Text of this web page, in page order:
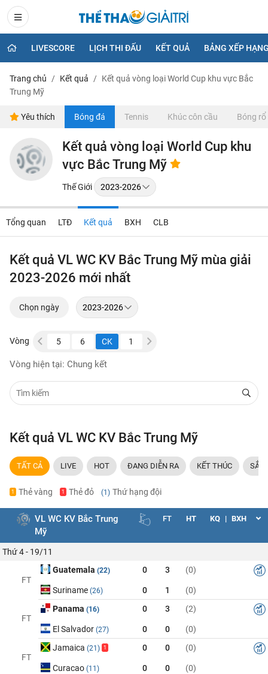
LIVESCORE LỊCH THI ĐẤU KẾT QUẢ BẢNG XẾP
Trang chủ Kết quả
Kết quả vòng loại World Cup khu vực Bắc
Trung Mỹ
Yêu thích Bóng đá Tennis Khúc côn cầu Bóng rổ
Kết quả vòng loại World Cup khu
vực Bắc Trung Mỹ
Thế Giới
Tổng quan LTĐ Kết quả BXH CLB
Kết quả VL WC KV Bắc Trung Mỹ mùa giải
2023-2026 mới nhất
Chọn ngày
Vòng
3 5 6 CK 1
Vòng hiện tại: Chung kết
Kết quả VL WC KV Bắc Trung Mỹ
TẤT CẢ LIVE HOT ĐANG DIỄN RA KẾT THÚC SẮP
1 Thẻ vàng 1 Thẻ đỏ (1) Thứ hạng đội
VL WC KV Bắc Trung
Mỹ
FT HT KQ | BXH
Thứ 4 - 19/11
FT
Guatemala (22) 0 3 (0)
Suriname (26) 0 1 (0)
FT
Panama (16) 0 3 (2)
El Salvador (27) 0 0 (0)
FT
Jamaica (21) 1 0 0 (0)
Curacao (11) 0 0 (0)